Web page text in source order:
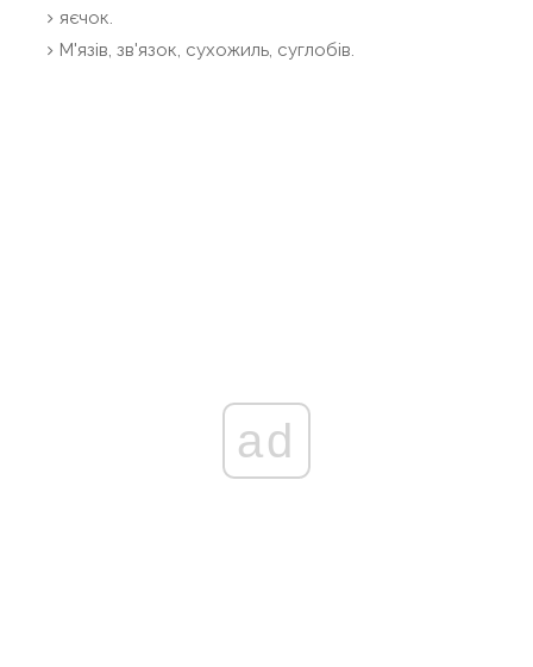
яєчок.
М'язів, зв'язок, сухожиль, суглобів.
ad